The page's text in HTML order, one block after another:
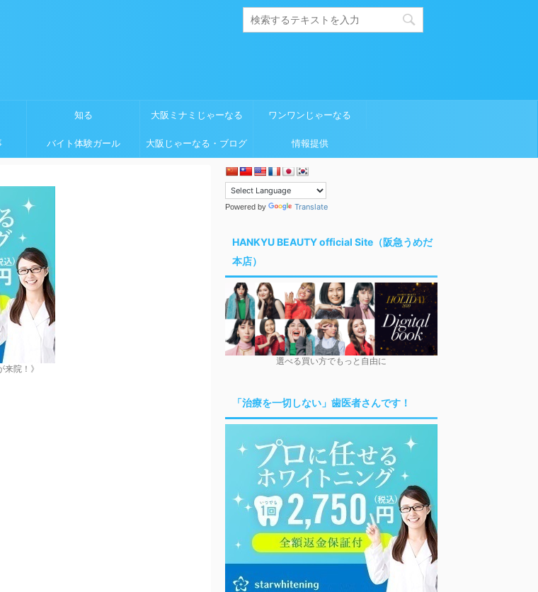
知る 大阪ミナミじゃーなる ワンワンじゃーなる
バイト体験ガール 大阪じゃーなる・ブログ 情報提供
院！》
Powered by Translate
HANKYU BEAUTY official Site（阪急うめだ
本店）
選べる買い方でもっと自由に
「治療を一切しない」歯医者さんです！